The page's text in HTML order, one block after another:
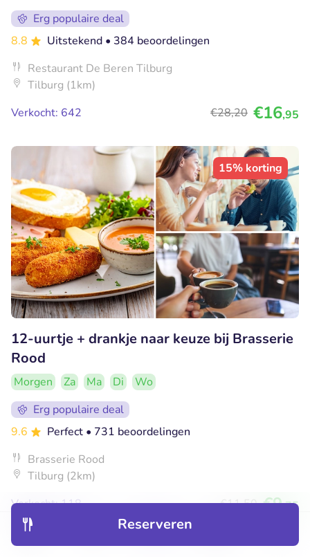
Reserveren
Erg populaire deal
8.8
Uitstekend • 384 beoordelingen
Restaurant De Beren Tilburg
Tilburg (1km)
Verkocht: 642
€28,20 €16,95
15% korting
12-uurtje + drankje naar keuze bij Brasserie
Rood
Morgen Za Ma Di
Wo
Erg populaire deal
9.6
Perfect • 731 beoordelingen
Brasserie Rood
Tilburg (2km)
Verkocht: 118
€11,50 €9,75